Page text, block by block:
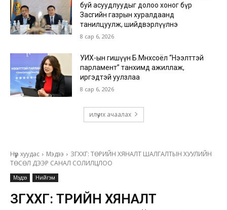
буй асуудлуудыг долоо хоног бүр
Засгийн газрын хуралдаанд
танилцуулж, шийдвэрлүүлнэ
8 сар 6, 2026
УИХ-ын гишүүн Б.Мөнхсоёл “Нээлттэй
парламент” танхимд ажиллаж,
иргэдтэй уулзлаа
8 сар 6, 2026
илүү их ачаалах